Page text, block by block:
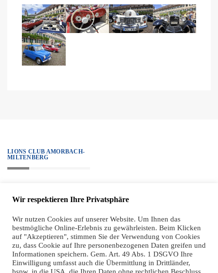
LIONS CLUB AMORBACH-
MILTENBERG
sind diesem Ziel verpflichtet. Zugleich haben wir einen hohen ethischen
Anspruch an unsere Mitglieder, der sich sehr klar in unseren Grundsätzen
widerspiegelt.
Wir respektieren Ihre Privatsphäre
Wir nutzen Cookies auf unserer Website. Um Ihnen das
bestmögliche Online-Erlebnis zu gewährleisten. Beim Klicken
auf "Akzeptieren", stimmen Sie der Verwendung von Cookies
zu, dass Cookie auf Ihre personenbezogenen Daten greifen und
Informationen speichern. Gem. Art. 49 Abs. 1 DSGVO Ihre
Einwilligung umfasst auch die Übermittlung in Drittländer,